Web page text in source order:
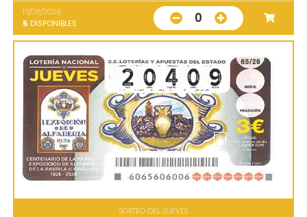
13/08/2026
5 DISPONIBLES 0
SORTEO DEL JUEVES